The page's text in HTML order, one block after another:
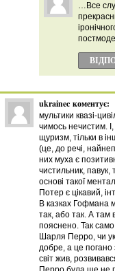
…Все
ukrainec коментує:
мультики квазі-
чимось нечистим.
щуризм, тільки в
(це, до речі,
них муха є
чистильник, павук,
основі такої
Потер є цікавий,
В казках Гофмана
так, або так. А там
пояснено. Так
Шарля Перро, чи
добре, а це
світ жив,